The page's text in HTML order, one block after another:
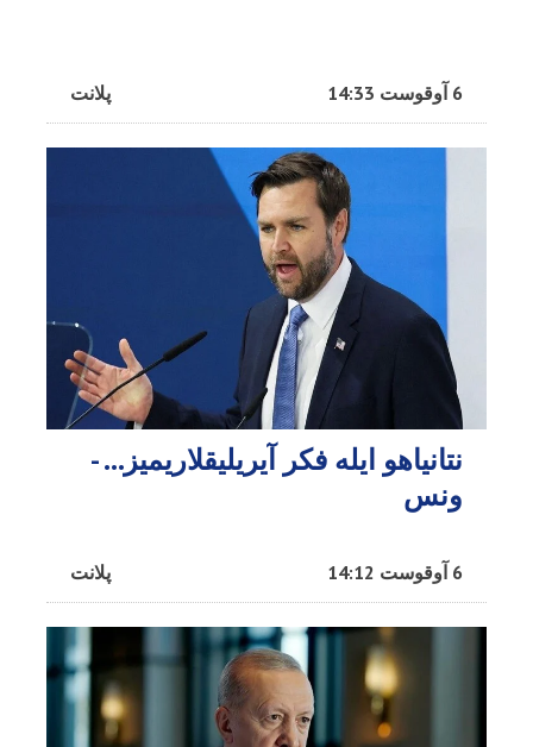
پلانت 6 آوقوست 14:33
نتانیاهو ایله فکر آیریلیقلاریمیز… -
ونس
پلانت 6 آوقوست 14:12